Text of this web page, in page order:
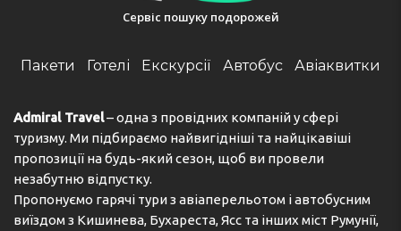
Сервіс пошуку подорожей
Пакети Готелі Екскурсії Автобус Авіаквитки
Admiral Travel– одна з провідних компаній у сфері
туризму. Ми підбираємо найвигідніші та найцікавіші
пропозиції на будь-який сезон, щоб ви провели
незабутню відпустку.
Пропонуємо гарячі тури з авіаперельотом і автобусним
виїздом з Кишинева, Бухареста, Ясс та інших міст Румунії,